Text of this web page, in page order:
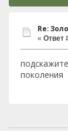
Re:
« Ответ
поколения